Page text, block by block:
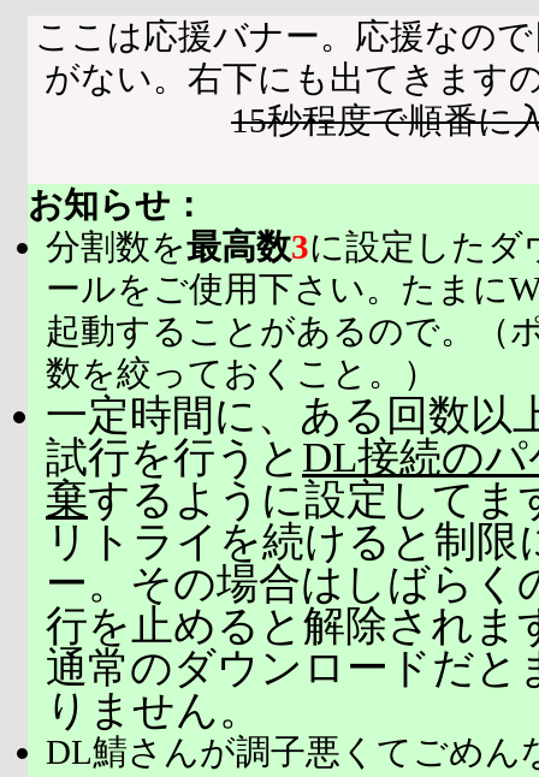
ここは応援バナー。応援なの
がない。右下にも出てきます
15秒程度で順番に
お知らせ：
分割数を最高数3に設定したダ
ールをご使用下さい。たまに
起動することがあるので。（
数を絞っておくこと。）
一定時間に、ある回数以
試行を行うと DL接続の
棄するように設定してま
リトライを続けると制限
ー。その場合はしばらく
行を止めると解除されま
通常のダウンロードだと
りません。
DL鯖さんが調子悪くてごめん